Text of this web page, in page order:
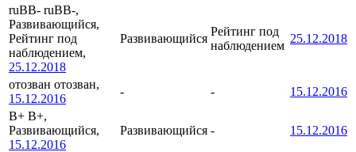
ruBB- ruBB-,
Развивающийся,
Рейтинг под
наблюдением,
25.12.2018
Развивающийся
Рейтинг под
наблюдением
25.12.2018
отозван отозван,
15.12.2016
- -
15.12.2016
B+ B+,
Развивающийся,
15.12.2016
Развивающийся - 15.12.2016